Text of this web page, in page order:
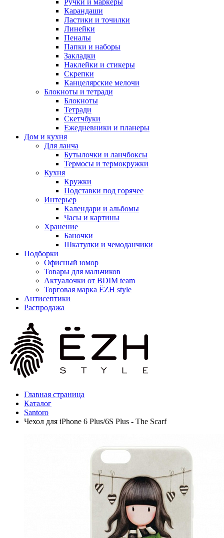
Ручки и маркеры
Карандаши
Ластики и точилки
Линейки
Пеналы
Папки и наборы
Закладки
Наклейки и стикеры
Скрепки
Канцелярские мелочи
Блокноты и тетради
Блокноты
Тетради
Скетчбуки
Ежедневники и планеры
Дом и кухня
Для ланча
Бутылочки и ланчбоксы
Термосы и термокружки
Кухня
Кружки
Подставки под горячее
Интерьер
Календари и альбомы
Часы и картины
Хранение
Баночки
Шкатулки и чемоданчики
Подборки
Офисный юмор
Товары для мальчиков
Актуалочки от BDIM team
Торговая марка ЁZH style
Антисептики
Распродажа
Главная страница
Каталог
Santoro
Чехол для iPhone 6 Plus/6S Plus - The Scarf